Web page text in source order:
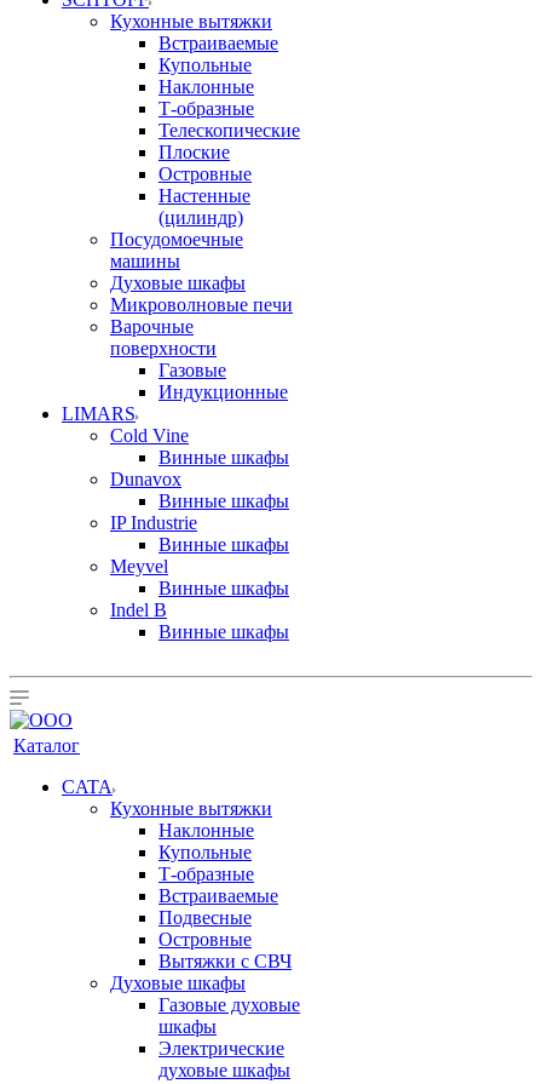
Кухонные вытяжки
Встраиваемые
Купольные
Наклонные
Т-образные
Телескопические
Плоские
Островные
Настенные
(цилиндр)
Посудомоечные
машины
Духовые шкафы
Микроволновые печи
Варочные
поверхности
Газовые
Индукционные
LIMARS
Cold Vine
Винные шкафы
Dunavox
Винные шкафы
IP Industrie
Винные шкафы
Meyvel
Винные шкафы
Indel B
Винные шкафы
Каталог
CATA
Кухонные вытяжки
Наклонные
Купольные
Т-образные
Встраиваемые
Подвесные
Островные
Вытяжки с СВЧ
Духовые шкафы
Газовые духовые
шкафы
Электрические
духовые шкафы